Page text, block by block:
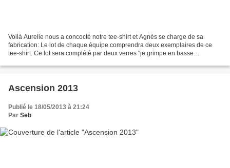
Voilà Aurelie nous a concocté notre tee-shirt et Agnès se charge de sa
fabrication: Le lot de chaque équipe comprendra deux exemplaires de ce
tee-shirt. Ce lot sera complété par deux verres "je grimpe en basse
Ascension 2013
Publié le 18/05/2013 à 21:24
Par Seb